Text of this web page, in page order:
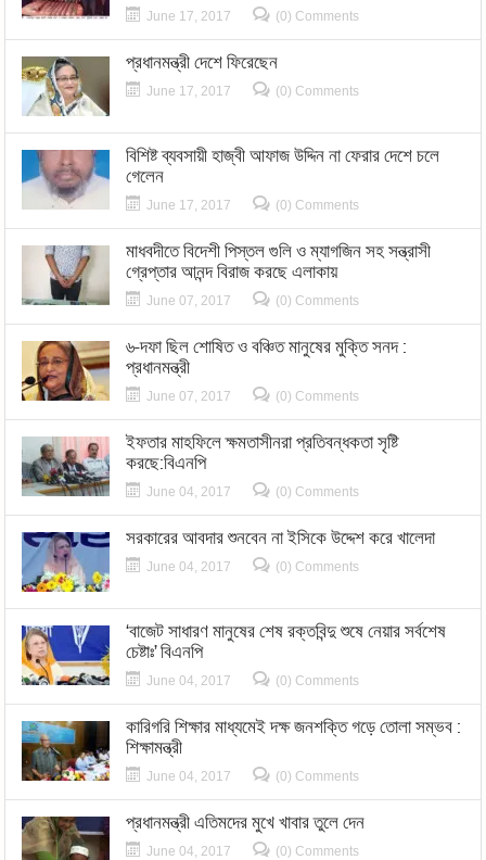
June 17, 2017 (0) Comments
প্রধানমন্ত্রী দেশে ফিরেছেন
June 17, 2017 (0) Comments
বিশিষ্ট ব্যবসায়ী হাজ্বী আফাজ উদ্দিন না ফেরার দেশে চলে
গেলেন
June 17, 2017 (0) Comments
মাধবদীতে বিদেশী পিস্তল গুলি ও ম্যাগজিন সহ সন্ত্রাসী
গ্রেপ্তার আনন্দ বিরাজ করছে এলাকায়
June 07, 2017 (0) Comments
৬-দফা ছিল শোষিত ও বঞ্চিত মানুষের মুক্তি সনদ :
প্রধানমন্ত্রী
June 07, 2017 (0) Comments
ইফতার মাহফিলে ক্ষমতাসীনরা প্রতিবন্ধকতা সৃষ্টি
করছে:বিএনপি
June 04, 2017 (0) Comments
সরকারের আবদার শুনবেন না ইসিকে উদ্দেশ করে খালেদা
June 04, 2017 (0) Comments
‘বাজেট সাধারণ মানুষের শেষ রক্তবিন্দু শুষে নেয়ার সর্বশেষ
চেষ্টাঃ’ বিএনপি
June 04, 2017 (0) Comments
কারিগরি শিক্ষার মাধ্যমেই দক্ষ জনশক্তি গড়ে তোলা সম্ভব :
শিক্ষামন্ত্রী
June 04, 2017 (0) Comments
প্রধানমন্ত্রী এতিমদের মুখে খাবার তুলে দেন
June 04, 2017 (0) Comments